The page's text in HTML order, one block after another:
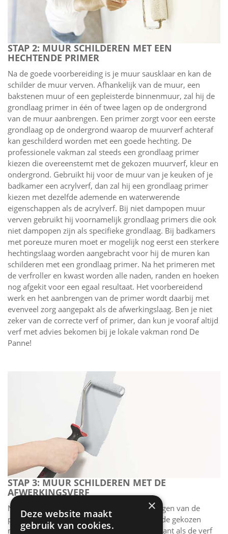
STAP 2: MUUR SCHILDEREN MET EEN
HECHTENDE PRIMER
Na de goede voorbereiding is je muur sausklaar en kan de
schilder de muur verven. Afhankelijk van de muur, een
bakstenen muur of een gepleisterde binnenmuur, zal hij de
grondlaag primer in één of twee lagen op de ondergrond
van de muur aanbrengen. Een primer zorgt voor een eerste
grondlaag op de ondergrond waarop de muurverf achteraf
kan geschilderd worden met een goede hechting. De
professionele vakman zal steeds een grondlaag primer
kiezen die overeenstemt met de gekozen muurverf, kleur en
ondergrond. Gebruikt hij voor de muur van je keuken of je
badkamer een acrylverf, dan zal hij een grondlaag primer
kiezen met dezelfde ademende en waterwerende
eigenschappen als de acrylverf. Bij niet dampopen muur
verven gebruikt hij voornamelijk grondlaag primers die ook
niet dampopen zijn als specifieke grondlaag. Bij badkamers
met poreuze muren moet er mogelijk nog eerst een sterkere
hechtingslaag worden aangebracht voor hij de muren kan
schilderen met een grondlaag primer. Na het primeren met
de verfroller en kwast worden alle naden, randen en hoeken
nog afgekit voor een egaal resultaat. Het voorbereidend
werk en het aanbrengen van de primer wordt daarbij met
evenveel zorg aangepakt als de afwerkingslaag. Ben je niet
zeker van de correcte verf of primer, dan kun je vooraf altijd
verf met advies bekomen bij je lokale vakman rond De
Panne!
STAP 3: MUUR SCHILDEREN MET DE
AFWERKINGSVERF
Na het aanbrengen van de onderlaag en drogen van de
primer, zal de schilder de muur verven met de gekozen
muurverf. De muur moet goed droog zijn, want als de verf
×
Deze website maakt
gebruik van cookies.